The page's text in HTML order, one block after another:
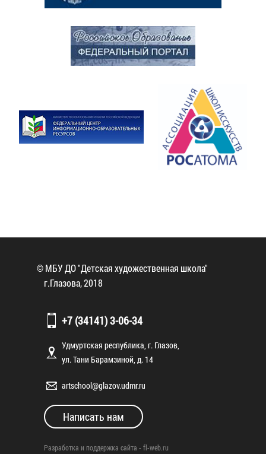
© МБУ ДО "Детская художественная школа"
г.Глазова, 2018
+7 (34141) 3-06-34
Удмуртская республика, г. Глазов,
ул. Тани Барамзиной, д. 14
artschool@glazov.udmr.ru
Написать нам
Разработка и поддержка сайта - fl-web.ru